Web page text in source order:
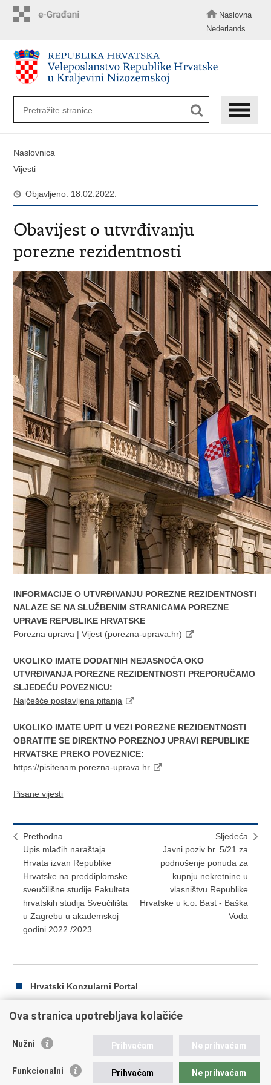
Naslovna
Nederlands
Naslovnica
Vijesti
Objavljeno: 18.02.2022.
Obavijest o utvrđivanju
porezne rezidentnosti
INFORMACIJE O UTVRĐIVANJU POREZNE REZIDENTNOSTI
NALAZE SE NA SLUŽBENIM STRANICAMA POREZNE
UPRAVE REPUBLIKE HRVATSKE
Porezna uprava | Vijest (porezna-uprava.hr)
UKOLIKO IMATE DODATNIH NEJASNOĆA OKO
UTVRĐIVANJA POREZNE REZIDENTNOSTI PREPORUČAMO
SLJEDEĆU POVEZNICU:
Najčešće postavljena pitanja
UKOLIKO IMATE UPIT U VEZI POREZNE REZIDENTNOSTI
OBRATITE SE DIREKTNO POREZNOJ UPRAVI REPUBLIKE
HRVATSKE PREKO POVEZNICE:
https://pisitenam.porezna-uprava.hr
Pisane vijesti
Prethodna
Upis mlađih naraštaja
Hrvata izvan Republike
Hrvatske na preddiplomske
sveučilišne studije Fakulteta
hrvatskih studija Sveučilišta
u Zagrebu u akademskoj
godini 2022./2023.
Sljedeća
Javni poziv br. 5/21 za
podnošenje ponuda za
kupnju nekretnine u
vlasništvu Republike
Hrvatske u k.o. Bast - Baška
Voda
Hrvatski Konzularni Portal
Ispiši
Podijeli
Facebooku
Twitteru
Republika Hrvatska
Ova stranica upotrebljava kolačiće
Nužni Prihvaćam Ne prihvaćam
Funkcionalni Prihvaćam Ne prihvaćam